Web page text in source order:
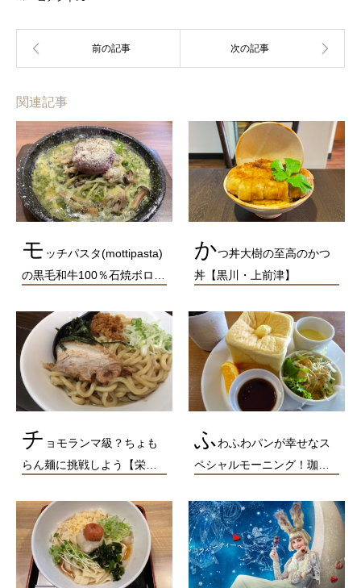
関連記事
モ ッチパスタ(mottipasta)
の黒毛和牛100％石焼ボロ…
かつ丼大樹の至高のかつ
丼【黒川・上前津】
チ ョモランマ級？ちょも
らん麺に挑戦しよう【栄…
ふわふわパンが幸せなス
ペシャルモーニング！珈…